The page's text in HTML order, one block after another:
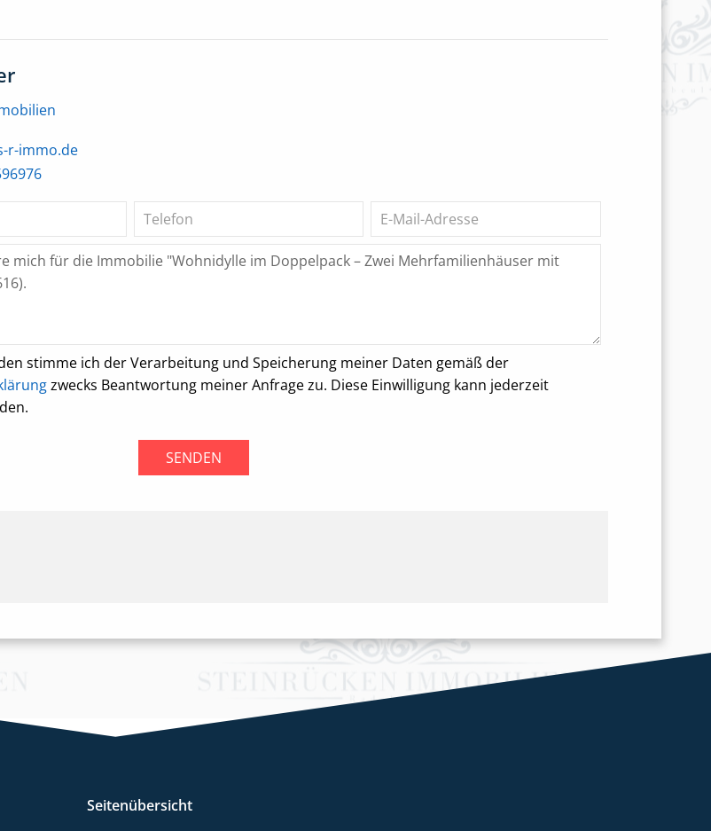
r-immo.de
stimme ich der Verarbeitung und Speicherung meiner Daten gemäß der
zwecks Beantwortung meiner Anfrage zu. Diese Einwilligung kann jederzeit
SENDEN
Seitenübersicht